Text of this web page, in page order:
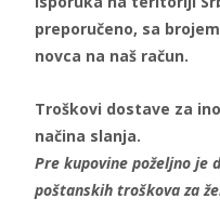
preporučeno, sa
novca na naš račun.
Troškovi dostave za
načina slanja.
Pre kupovine poželjno je
poštanskih troškova za